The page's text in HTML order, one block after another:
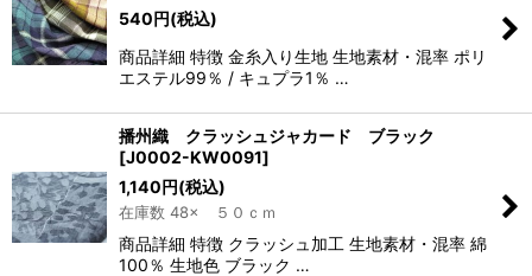
540円(税込)
商品詳細 特徴 金糸入り生地 生地素材・混率 ポリ
エステル99％ / キュプラ1％ …
播州織 クラッシュジャカード ブラック
[J0002-KW0091]
1,140円(税込)
在庫数 48× ５０ｃｍ
商品詳細 特徴 クラッシュ加工 生地素材・混率 綿
100％ 生地色 ブラック …